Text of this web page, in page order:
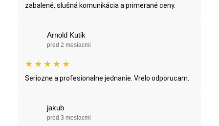
zabalené, slušná komunikácia a primerané ceny.
Arnold Kutik
pred 2 mesiacmi
★ ★ ★ ★ ★
Seriozne a profesionalne jednanie. Vrelo odporucam.
jakub
pred 3 mesiacmi